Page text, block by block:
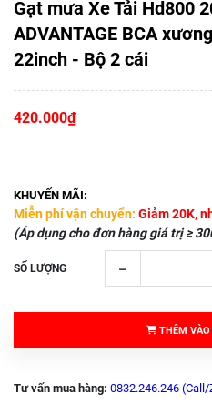
Gạt mưa Xe Tải Hd800
ADVANTAGE BCA
22inch - Bộ 2 cái
420.000₫
KHUYẾN MÃI:
Miễn phí vận chuyển: Giảm 20K,
(Áp dụng cho đơn hàng giá trị ≥
SỐ LƯỢNG
THÊM
Tư vấn mua hàng: 0832.246.246